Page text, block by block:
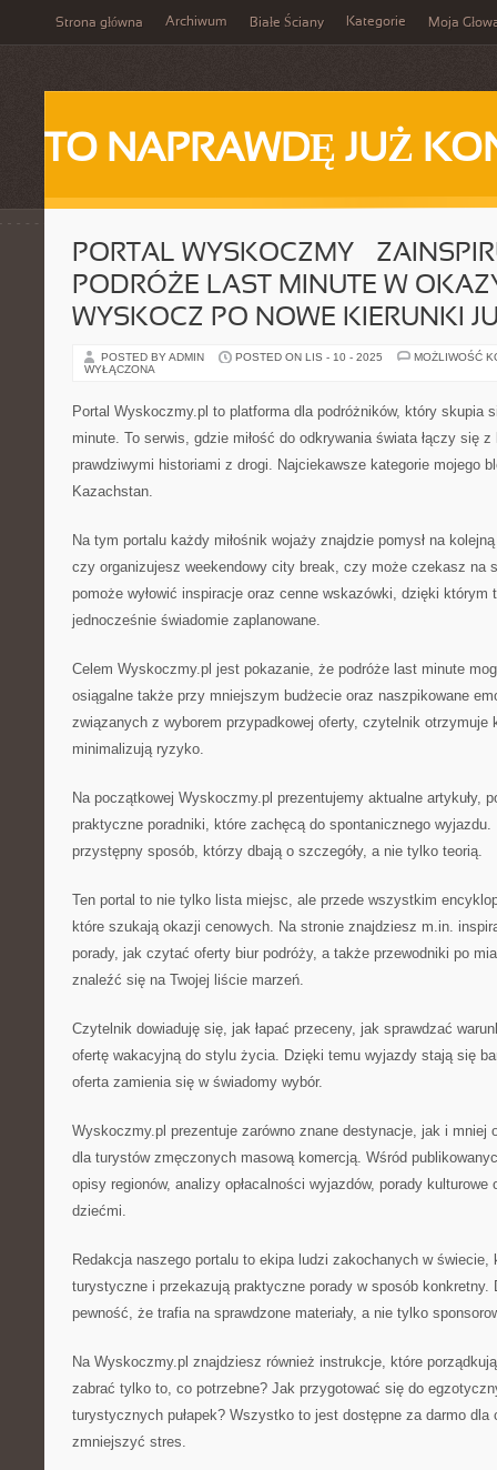
Strona główna Archiwum Białe Ściany Kategorie Moja
TO NAPRAWDĘ JUŻ
PORTAL WYSKOCZMY –
PODRÓŻE LAST MINUTE W
WYSKOCZ PO NOWE KIERUNKI
POSTED BY ADMIN POSTED ON LIS - 10 - 2025
MOŻLIWOŚĆ
WYŁĄCZONA
Portal Wyskoczmy.pl to platforma dla podróżników, który skupia
minute. To serwis, gdzie miłość do odkrywania świata łączy się
prawdziwymi historiami z drogi. Najciekawsze kategorie mojego
Kazachstan.
Na tym portalu każdy miłośnik wojaży znajdzie pomysł na
czy organizujesz weekendowy city break, czy może czekasz na
pomoże wyłowić inspiracje oraz cenne wskazówki, dzięki którym
jednocześnie świadomie zaplanowane.
Celem Wyskoczmy.pl jest pokazanie, że podróże last minute
osiągalne także przy mniejszym budżecie oraz naszpikowane
związanych z wyborem przypadkowej oferty, czytelnik otrzymuje
minimalizują ryzyko.
Na początkowej Wyskoczmy.pl prezentujemy aktualne artykuły,
praktyczne poradniki, które zachęcą do spontanicznego wyjazdu.
przystępny sposób, którzy dbają o szczegóły, a nie tylko teorią.
Ten portal to nie tylko lista miejsc, ale przede wszystkim
które szukają okazji cenowych. Na stronie znajdziesz m.in.
porady, jak czytać oferty biur podróży, a także przewodniki po
znaleźć się na Twojej liście marzeń.
Czytelnik dowiaduję się, jak łapać przeceny, jak sprawdzać
ofertę wakacyjną do stylu życia. Dzięki temu wyjazdy stają się
oferta zamienia się w świadomy wybór.
Wyskoczmy.pl prezentuje zarówno znane destynacje, jak i mniej
dla turystów zmęczonych masową komercją. Wśród
opisy regionów, analizy opłacalności wyjazdów, porady
dziećmi.
Redakcja naszego portalu to ekipa ludzi zakochanych w świecie,
turystyczne i przekazują praktyczne porady w sposób
pewność, że trafia na sprawdzone materiały, a nie tylko
Na Wyskoczmy.pl znajdziesz również instrukcje, które
zabrać tylko to, co potrzebne? Jak przygotować się do
turystycznych pułapek? Wszystko to jest dostępne za darmo dla
zmniejszyć stres.